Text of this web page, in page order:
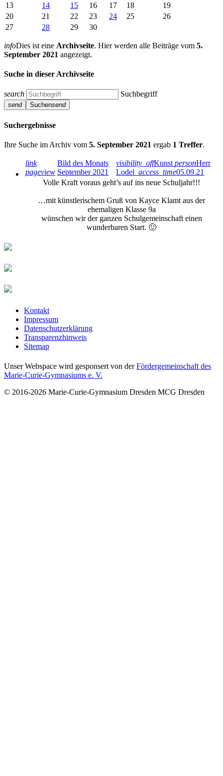
13
14 15 16 17 18
19
20
21 22 23 24 25
26
27
28 29 30
infoDies ist eine Archivseite. Hier werden alle Beiträge vom 5.
September 2021 angezeigt.
Suche in dieser Archivseite
search Suchbegriff
send Suchensend
Suchergebnisse
Ihre Suche im Archiv vom 5. September 2021 ergab 1 Treffer.
link
pageview
Bild des Monats
September 2021
visibility_offKunst personHerr
Lodel access_time05.09.21
Volle Kraft voraus geht’s auf ins neue Schuljahr!!!
…mit künstlerischem Gruß von Kayce Klamt aus der
ehemaligen Klasse 9a
wünschen wir der ganzen Schulgemeinschaft einen
wunderbaren Start. 🙂
Kontakt
Impressum
Datenschutzerklärung
Transparenzhinweis
Sitemap
Unser Webspace wird gesponsert von derFördergemeinschaft des
Marie-Curie-Gymnasiums e. V.
© 2016-2026 Marie-Curie-Gymnasium Dresden MCG Dresden